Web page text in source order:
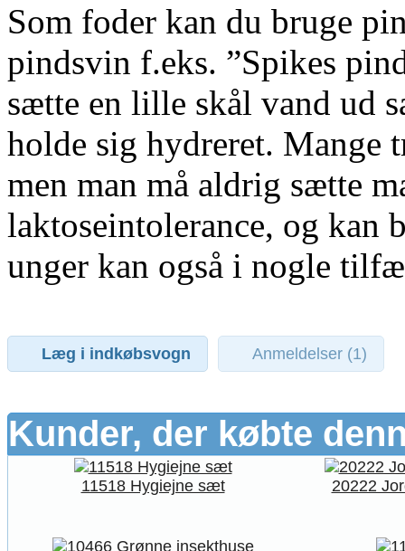
Som foder kan du bruge
pindsvin f.eks. ”Spikes
sætte en lille skål vand ud
holde sig hydreret.
men man må aldrig sætte
laktoseintolerance, og kan
unger kan også i nogle
Læg i indkøbsvogn Anmeldelser (1)
Kunder, der købte
11518 Hygiejne sæt 20222